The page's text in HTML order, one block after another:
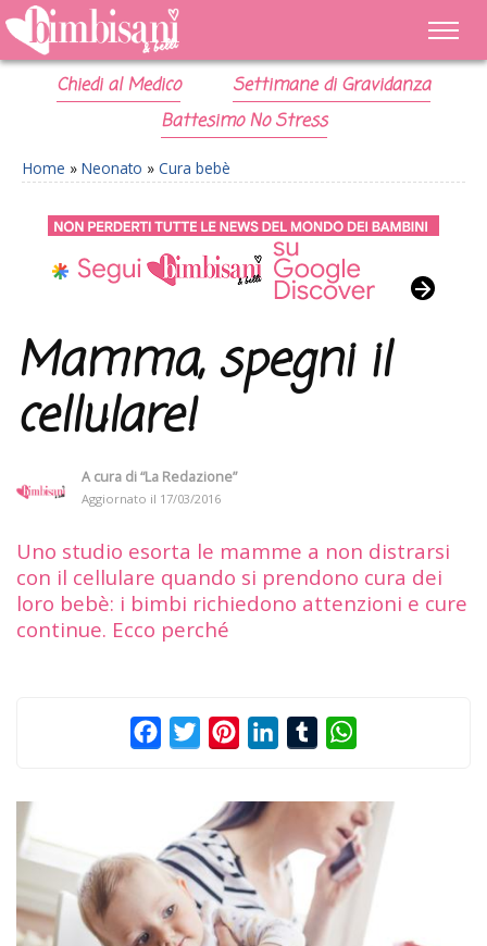
Chiedi al Medico
Settimane di Gravidanza
Battesimo No Stress
Home » Neonato » Cura bebè
Mamma, spegni il
cellulare!
A cura di“La Redazione”
Aggiornato il 17/03/2016
Uno studio esorta le mamme a non distrarsi
con il cellulare quando si prendono cura dei
loro bebè: i bimbi richiedono attenzioni e cure
continue. Ecco perché
FacebookTwitterPinterestLinkedInTumblr